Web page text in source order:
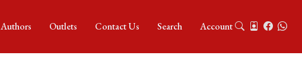
Authors Outlets Contact Us Search Account